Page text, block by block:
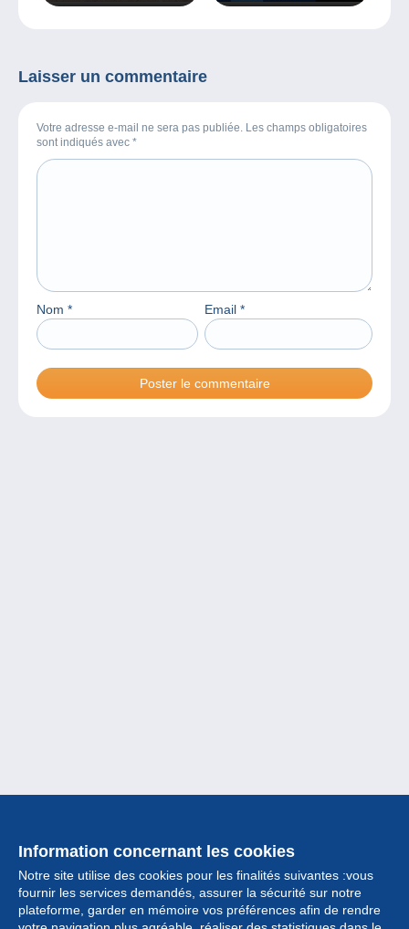
Laisser un commentaire
Votre adresse e-mail ne sera pas publiée. Les champs obligatoires
sont indiqués avec *
Nom * Email *
Information concernant les cookies
Notre site utilise des cookies pour les finalités suivantes :vous
fournir les services demandés, assurer la sécurité sur notre
plateforme, garder en mémoire vos préférences afin de rendre